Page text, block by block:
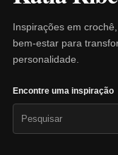
Inspirações em
bem-estar para
personalidade.
Encontre uma inspiração